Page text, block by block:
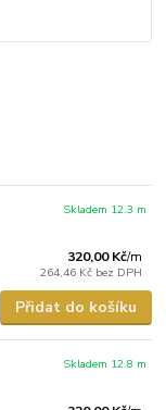
320,00 Kč/m
264,46 Kč bez DPH
Skladem 12.3 m
Přidat do košíku
Skladem 12.8 m